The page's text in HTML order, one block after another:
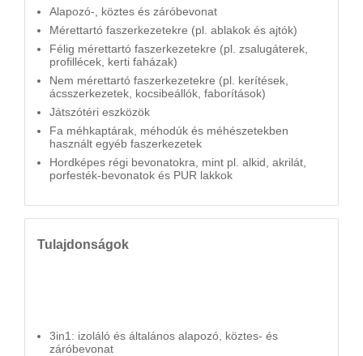
Alapozó-, köztes és záróbevonat
Mérettartó faszerkezetekre (pl. ablakok és ajtók)
Félig mérettartó faszerkezetekre (pl. zsalugáterek,
profillécek, kerti faházak)
Nem mérettartó faszerkezetekre (pl. kerítések,
ácsszerkezetek, kocsibeállók, faborítások)
Játszótéri eszközök
Fa méhkaptárak, méhodúk és méhészetekben
használt egyéb faszerkezetek
Hordképes régi bevonatokra, mint pl. alkid, akrilát,
porfesték-bevonatok és PUR lakkok
Tulajdonságok
3in1: izoláló és általános alapozó, köztes- és
záróbevonat